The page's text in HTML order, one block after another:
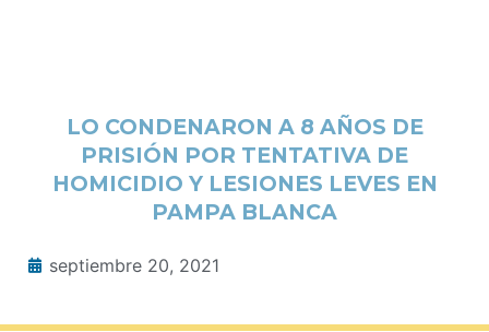
LO CONDENARON A 8 AÑOS DE
PRISIÓN POR TENTATIVA DE
HOMICIDIO Y LESIONES LEVES EN
PAMPA BLANCA
septiembre 20, 2021